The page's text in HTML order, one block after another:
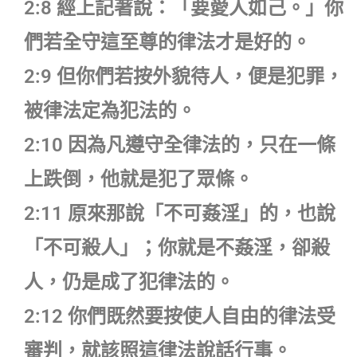
2:8 經上記著說：「要愛人如己。」你
們若全守這至尊的律法才是好的。
2:9 但你們若按外貌待人，便是犯罪，
被律法定為犯法的。
2:10 因為凡遵守全律法的，只在一條
上跌倒，他就是犯了眾條。
2:11 原來那說「不可姦淫」的，也說
「不可殺人」；你就是不姦淫，卻殺
人，仍是成了犯律法的。
2:12 你們既然要按使人自由的律法受
審判，就該照這律法說話行事。